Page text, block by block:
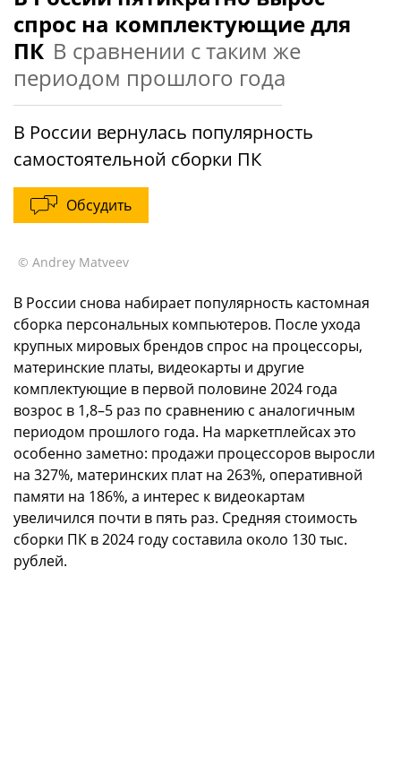
спрос на комплектующие для
ПК В сравнении с таким же
периодом прошлого года
В России вернулась популярность
самостоятельной сборки ПК
Обсудить
© Andrey Matveev
В России снова набирает популярность кастомная
сборка персональных компьютеров. После ухода
крупных мировых брендов спрос на процессоры,
материнские платы, видеокарты и другие
комплектующие в первой половине 2024 года
возрос в 1,8–5 раз по сравнению с аналогичным
периодом прошлого года. На маркетплейсах это
особенно заметно: продажи процессоров выросли
на 327%, материнских плат на 263%, оперативной
памяти на 186%, а интерес к видеокартам
увеличился почти в пять раз. Средняя стоимость
сборки ПК в 2024 году составила около 130 тыс.
рублей.